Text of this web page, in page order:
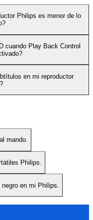
Philips es menor de lo
cuando Play Back Control
en mi reproductor
mando.
Philips.
en mi Philips.